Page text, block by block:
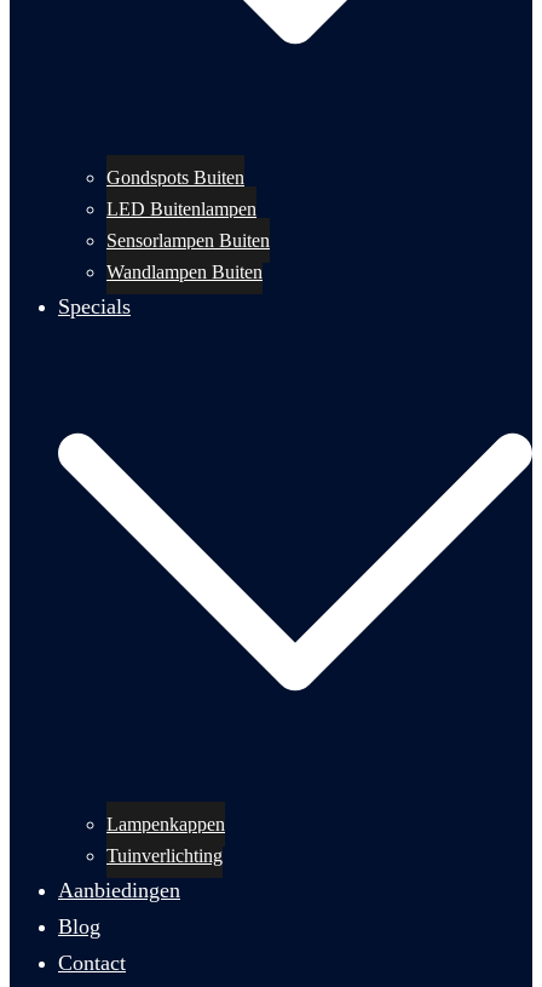
Gondspots Buiten
LED Buitenlampen
Sensorlampen Buiten
Wandlampen Buiten
Specials
Lampenkappen
Tuinverlichting
Aanbiedingen
Blog
Contact